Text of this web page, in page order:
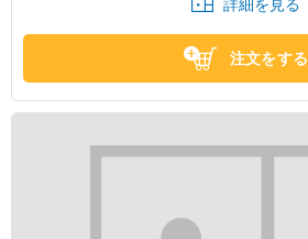
詳細を見る
注文をする